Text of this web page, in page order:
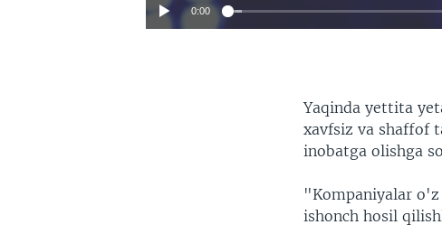
0:00
Yaqinda yettita
xavfsiz va shaffof
inobatga olishga
"Kompaniyalar
ishonch hosil